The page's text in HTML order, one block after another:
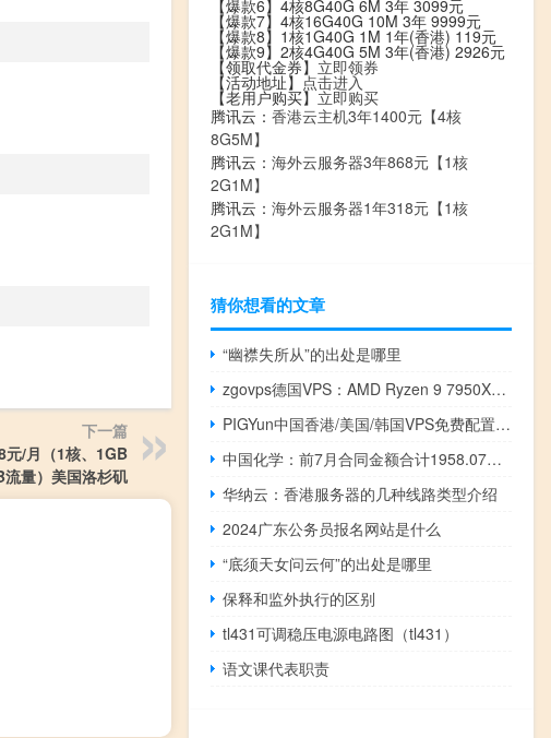
下一篇
元/月（1核、1GB
量）美国洛杉矶
【爆款6】4核8G40G 6M 3年 3099元
【爆款7】4核16G40G 10M 3年 9999元
【爆款8】1核1G40G 1M 1年(香港) 119元
【爆款9】2核4G40G 5M 3年(香港) 2926元
【领取代金券】 立即领券
【活动地址】 点击进入
【老用户购买】立即购买
腾讯云： 香港云主机3年1400元【4核
8G5M】
腾讯云： 海外云服务器3年868元【1核
2G1M】
腾讯云： 海外云服务器1年318元【1核
2G1M】
猜你想看的文章
“幽襟失所从”的出处是哪里
zgovps德国VPS：AMD Ryzen 9 7950X3D/DDR5内存/电信CN2 GIA/联通as9929，17美元/季，支持支付宝/PayPal
PIGYun中国香港/美国/韩国VPS免费配置翻倍+充值赠金，港韩美精品网11元起
中国化学：前7月合同金额合计1958.07亿元
华纳云：香港服务器的几种线路类型介绍
2024广东公务员报名网站是什么
“底须天女问云何”的出处是哪里
保释和监外执行的区别
tl431可调稳压电源电路图（tl431）
语文课代表职责